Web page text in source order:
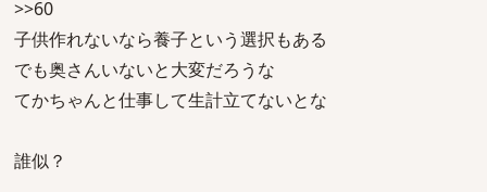
>>60
子供作れないなら養子という選択もある
でも奥さんいないと大変だろうな
てかちゃんと仕事して生計立てないとな
誰似？